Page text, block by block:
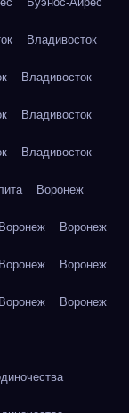
Владивосток
Владивосток
Владивосток
Владивосток
Воронеж
Воронеж Воронеж
Воронеж Воронеж
Воронеж Воронеж